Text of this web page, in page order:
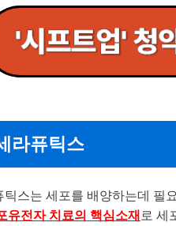
라퓨틱스
틱스는 세포를 배양하는데 필
유전자 치료의 핵심소재 로 세